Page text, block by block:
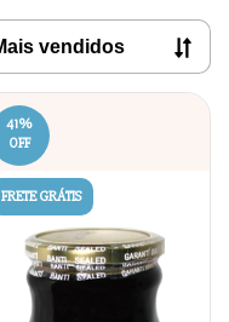
41%
OFF
FRETE GRÁTIS